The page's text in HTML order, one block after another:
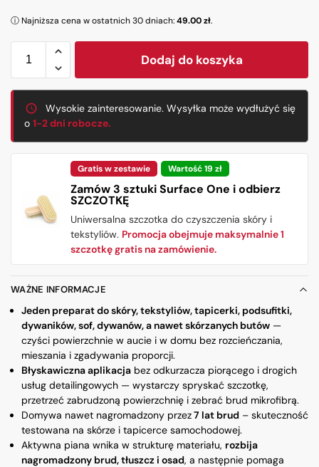
ⓘ Najniższa cena w ostatnich 30 dniach:49.00zł.
Dodaj do koszyka
Wysokie zainteresowanie. Wysyłka może wydłużyć się
o 1-2 dni robocze.
Gratis w zestawie Wartość 19 zł
Zamów 3 sztuki Surface One i odbierz
SZCZOTKĘ
Uniwersalna szczotka do czyszczenia skóry i
tekstyliów. Promocja obejmuje maksymalnie 1
szczotkę gratis na zamówienie.
WAŻNE INFORMACJE
Jeden preparat do skóry, tekstyliów, tapicerki, podsufitki,
dywaników, sof, dywanów, a nawet skórzanych butów —
czyści powierzchnie w aucie i w domu bez rozcieńczania,
mieszania i zgadywania proporcji.
Błyskawiczna aplikacja bez odkurzacza piorącego i drogich
usług detailingowych — wystarczy spryskać szczotkę,
przetrzeć zabrudzoną powierzchnię i zebrać brud mikrofibrą.
Domywa nawet nagromadzony przez7 lat brud – skuteczność
testowana na skórze i tapicerce samochodowej.
Aktywna piana wnika w strukturę materiału, rozbija
nagromadzony brud, tłuszcz i osad, a następnie pomaga